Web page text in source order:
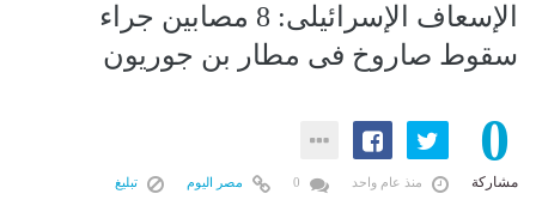
الإسعاف الإسرائيلى: 8 مصابين جراء
سقوط صاروخ فى مطار بن جوريون
0
مشاركة منذ عام واحد مصر اليوم تبليغ